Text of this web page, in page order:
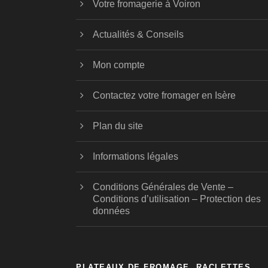
Votre fromagerie à Voiron
Actualités & Conseils
Mon compte
Contactez votre fromager en Isère
Plan du site
Informations légales
Conditions Générales de Vente –
Conditions d’utilisation – Protection des
données